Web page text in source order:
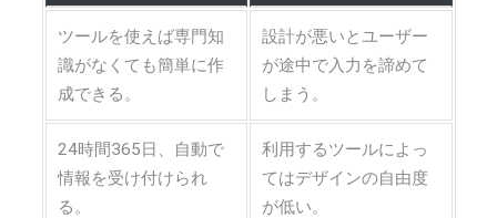
ツールを使えば専門知
識がなくても簡単に作
成できる。
設計が悪いとユーザー
が途中で入力を諦めて
しまう。
24時間365日、自動で
情報を受け付けられ
る。
利用するツールによっ
てはデザインの自由度
が低い。